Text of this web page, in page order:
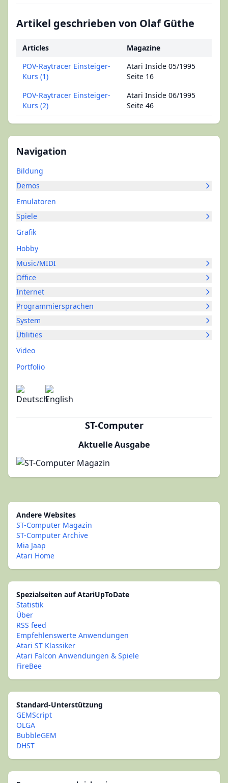
Navigation
Bildung
Demos
Emulatoren
Spiele
Grafik
Hobby
Music/MIDI
Office
Internet
Programmiersprachen
System
Utilities
Video
Portfolio
ST-Computer
Aktuelle Ausgabe
Artikel geschrieben von Olaf Güthe
Articles
Magazine
POV-Raytracer Einsteiger-
Kurs (1)
Atari Inside 05/1995
Seite 16
POV-Raytracer Einsteiger-
Kurs (2)
Atari Inside 06/1995
Seite 46
Andere Websites
ST-Computer Magazin
ST-Computer Archive
Mia Jaap
Atari Home
Spezialseiten auf AtariUpToDate
Statistik
Über
RSS feed
Empfehlenswerte Anwendungen
Atari ST Klassiker
Atari Falcon Anwendungen & Spiele
FireBee
Standard-Unterstützung
GEMScript
OLGA
BubbleGEM
DHST